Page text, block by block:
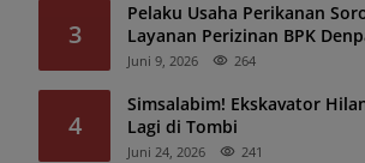
3
Pelaku Usaha Perikanan
Layanan Perizinan BPK
Juni 9, 2026 264
4
Simsalabim! Ekskavator
Lagi di Tombi
Juni 24, 2026 241